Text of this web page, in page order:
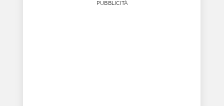
PUBBLICITÀ